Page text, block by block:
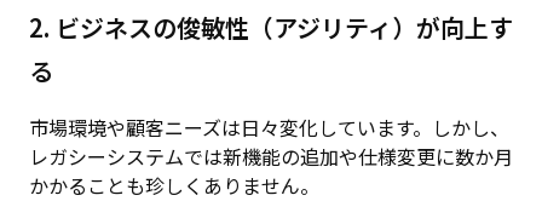
2. ビジネスの俊敏性（アジリティ）が向上す
る
市場環境や顧客ニーズは日々変化しています。しかし、
レガシーシステムでは新機能の追加や仕様変更に数か月
かかることも珍しくありません。